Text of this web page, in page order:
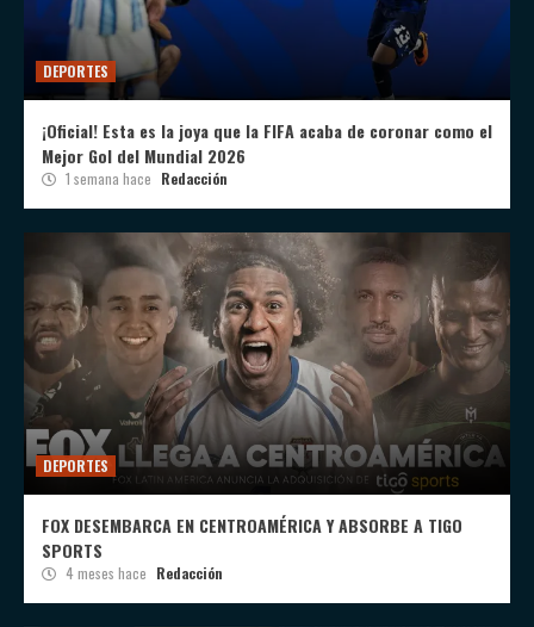
DEPORTES
¡Oficial! Esta es la joya que la FIFA acaba de coronar como el
Mejor Gol del Mundial 2026
1 semana hace Redacción
DEPORTES
FOX DESEMBARCA EN CENTROAMÉRICA Y ABSORBE A TIGO
SPORTS
4 meses hace Redacción